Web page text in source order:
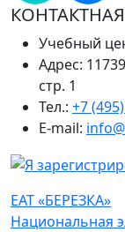
Учебный
Адрес:
стр. 1
Тел.: +7
E-mail:
ЕАТ «БЕРЕЗКА»
Национальная